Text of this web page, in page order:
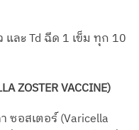
และ Td ฉีด 1 เข็ม ทุก 10
ZOSTER VACCINE)
ซอสเตอร์ (Varicella